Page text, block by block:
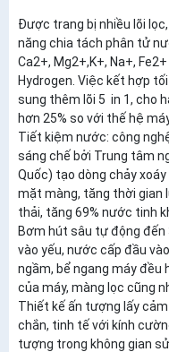
Được trang bị nhiều lõi
năng chia tách phân tử
Ca2+, Mg2+,K+, Na+,
Hydrogen. Việc kết hợp
sung thêm lõi 5 in 1, cho
hơn 25% so với thế hệ
Tiết kiệm nước: công
sáng chế bởi Trung tâm
Quốc) tạo dòng chảy
mặt màng, tăng thời gian
thải, tăng 69% nước tinh
Bơm hút sâu tự động
vào yếu, nước cấp đầu
ngầm, bể ngang máy
của máy, màng lọc cũng
Thiết kế ấn tượng lấy
chắn, tinh tế với kính
tượng trong không gian sử